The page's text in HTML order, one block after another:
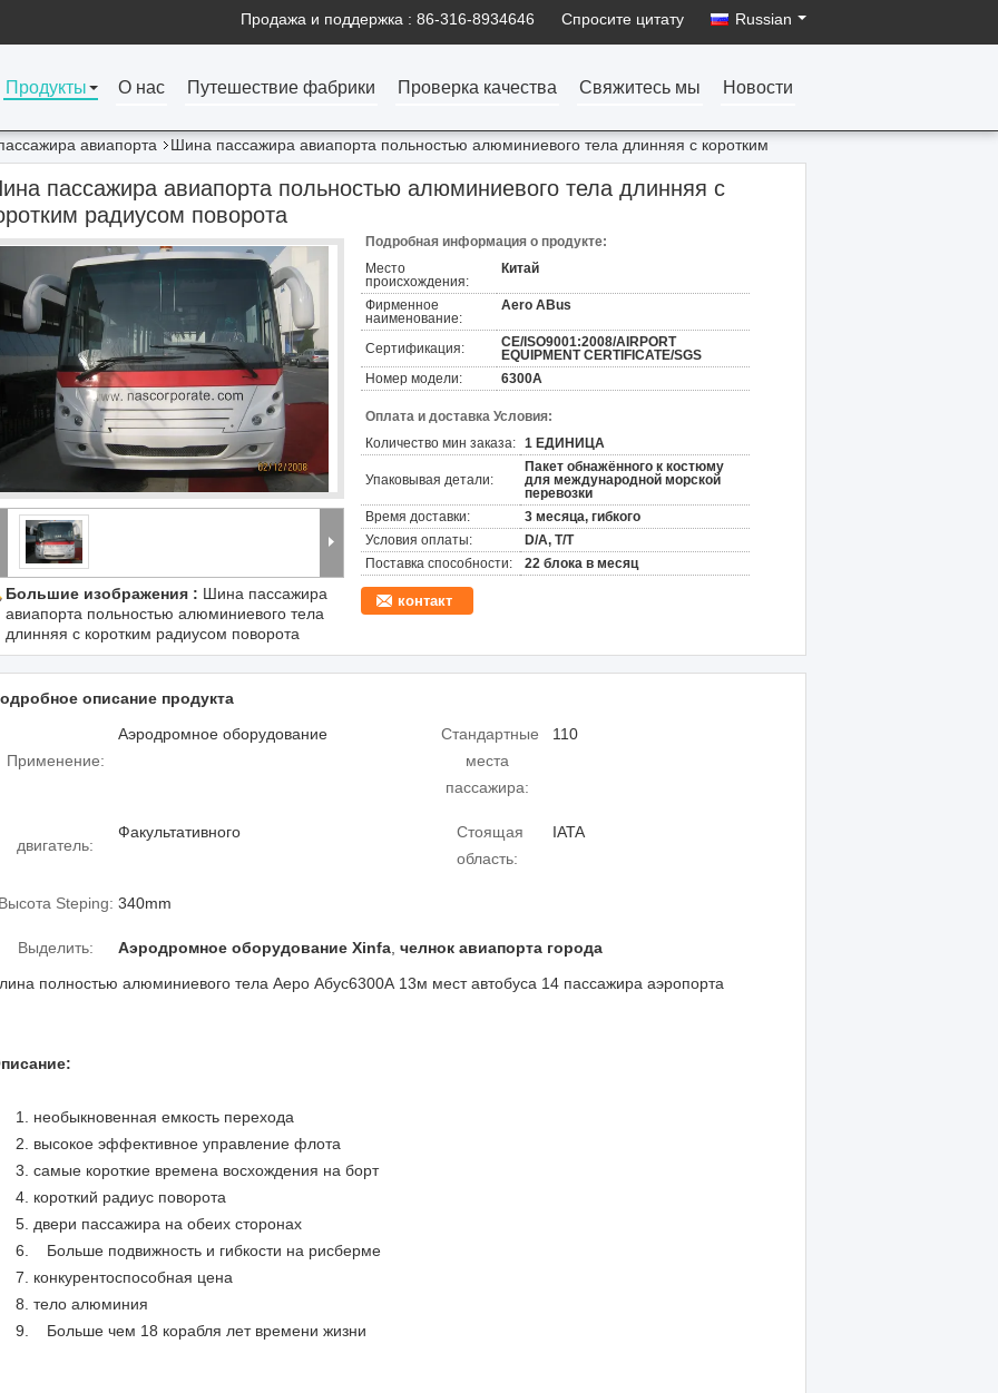
Продажа и поддержка : 86-316-8934646 Спросите цитату Russian
Продукты О нас Путешествие фабрики Проверка качества Свяжитесь мы Новости
авиапорта
Шина пассажира авиапорта польностью алюминиевого тела длинняя с коротким
пассажира авиапорта польностью алюминиевого тела длинняя с
радиусом поворота
Большие изображения : Шина пассажира
авиапорта польностью алюминиевого тела
длинняя с коротким радиусом поворота
Подробная информация о продукте:
Место
происхождения:
Китай
Фирменное
наименование:
Aero ABus
Сертификация:
CE/ISO9001:2008/AIRPORT
EQUIPMENT CERTIFICATE/SGS
Номер модели:
6300A
Оплата и доставка Условия:
Количество мин заказа: 1 ЕДИНИЦА
Упаковывая детали:
Пакет обнажённого к костюму
для международной морской
перевозки
Время доставки:
3 месяца, гибкого
Условия оплаты:
D/A, T/T
Поставка способности:
22 блока в месяц
контакт
описание продукта
Применение:
Аэродромное оборудование
Стандартные
места
пассажира:
110
двигатель:
Факультативного
Стоящая
область:
IATA
Высота Steping: 340mm
Выделить: Аэродромное оборудование Xinfa челнок авиапорта города
полностью алюминиевого тела Аеро Абус6300А 13м мест автобуса 14 пассажира аэропорта
1. необыкновенная емкость перехода
2. высокое эффективное управление флота
3. самые короткие времена восхождения на борт
4. короткий радиус поворота
5. двери пассажира на обеих сторонах
6. Больше подвижность и гибкости на рисберме
7. конкурентоспособная цена
8. тело алюминия
9. Больше чем 18 корабля лет времени жизни